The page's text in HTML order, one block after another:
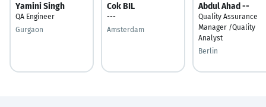
Yamini Singh
QA Engineer
Gurgaon
Cok BIL
---
Amsterdam
Abdul Ahad --
Quality Assurance
Manager /Quality
Analyst
Berlin